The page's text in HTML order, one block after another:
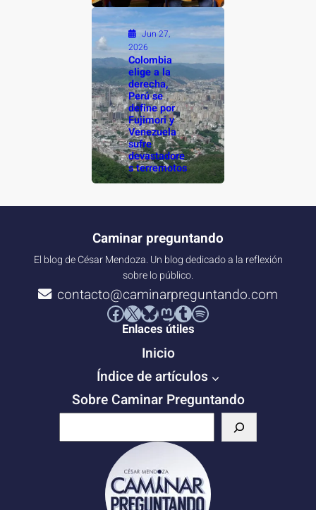
Jun 27,
2026
Colombia
elige a la
derecha,
Perú se
define por
Fujimori y
Venezuela
sufre
devastadore
s terremotos
Caminar preguntando
El blog de César Mendoza. Un blog dedicado a la reflexión
sobre lo público.
contacto@caminarpreguntando.com
Facebook X Bluesky Mastodon Tumblr Spotify
Enlaces útiles
Inicio
Índice de artículos
Sobre Caminar Preguntando
u